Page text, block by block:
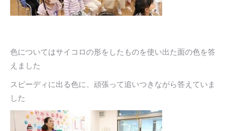
色についてはサイコロの形をしたものを使い出た面の色を答
えました
スピーディに出る色に、頑張って追いつきながら答えていま
した